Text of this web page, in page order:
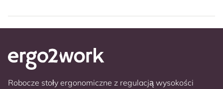
Robocze stoły ergonomiczne z regulacją wysokości